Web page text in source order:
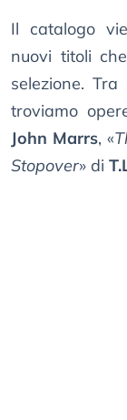
Il catalogo
nuovi titoli
selezione.
troviamo
John Marrs, «
Stopover» di